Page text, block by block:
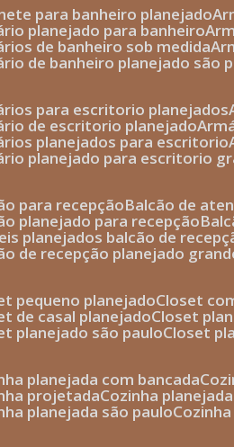
para banheiro planejado
planejado para banheiro
de banheiro sob medida
de banheiro planejado são
para escritorio planejados
de escritorio planejado
planejados para escritorio
planejado para escritorio
para recepção
balcão de
planejado para recepção
planejados balcão de
de recepção planejado
pequeno planejado closet
de casal planejado closet
planejado são paulo closet
planejada com bancada
projetada cozinha
planejada são paulo